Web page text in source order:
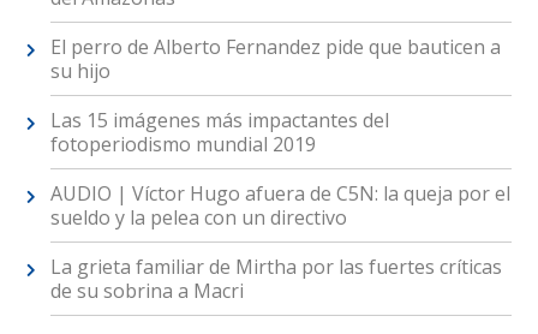
El perro de Alberto Fernandez pide que bauticen a
su hijo
Las 15 imágenes más impactantes del
fotoperiodismo mundial 2019
AUDIO | Víctor Hugo afuera de C5N: la queja por el
sueldo y la pelea con un directivo
La grieta familiar de Mirtha por las fuertes críticas
de su sobrina a Macri